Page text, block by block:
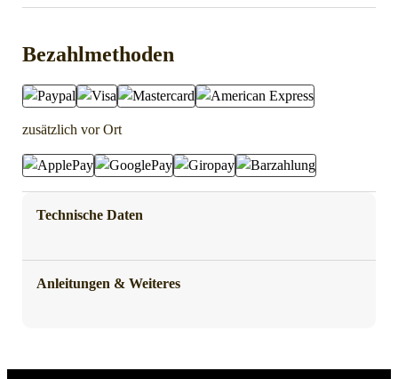
Bezahlmethoden
zusätzlich vor Ort
Technische Daten
Anleitungen & Weiteres